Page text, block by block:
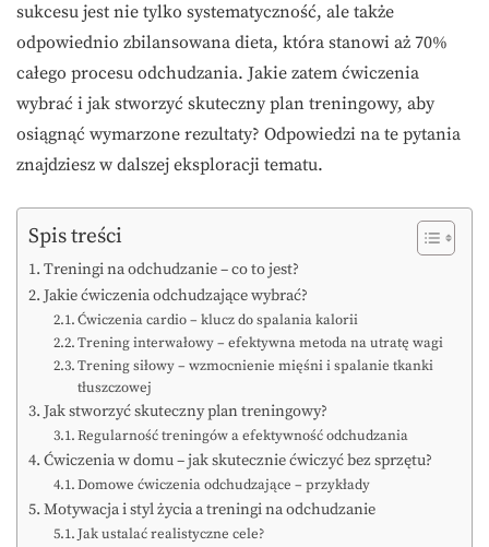
sukcesu jest nie tylko systematyczność, ale także
odpowiednio zbilansowana dieta, która stanowi aż 70%
całego procesu odchudzania. Jakie zatem ćwiczenia
wybrać i jak stworzyć skuteczny plan treningowy, aby
osiągnąć wymarzone rezultaty? Odpowiedzi na te pytania
znajdziesz w dalszej eksploracji tematu.
Spis treści
Treningi na odchudzanie – co to jest?
Jakie ćwiczenia odchudzające wybrać?
Ćwiczenia cardio – klucz do spalania kalorii
Trening interwałowy – efektywna metoda na utratę wagi
Trening siłowy – wzmocnienie mięśni i spalanie tkanki
tłuszczowej
Jak stworzyć skuteczny plan treningowy?
Regularność treningów a efektywność odchudzania
Ćwiczenia w domu – jak skutecznie ćwiczyć bez sprzętu?
Domowe ćwiczenia odchudzające – przykłady
Motywacja i styl życia a treningi na odchudzanie
Jak ustalać realistyczne cele?